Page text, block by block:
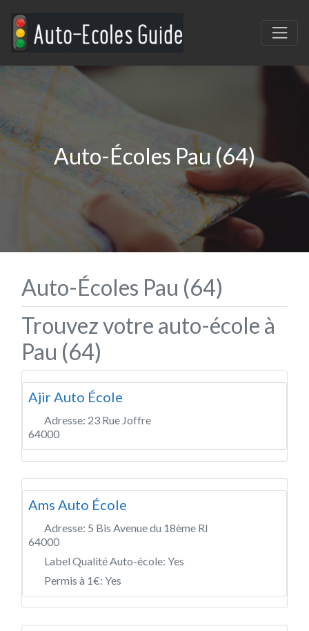
Auto-Écoles Pau (64)
Auto-Écoles Pau (64)
Trouvez votre auto-école à
Pau (64)
Ajir Auto École
Adresse: 23 Rue Joffre
64000
Ams Auto École
Adresse: 5 Bis Avenue du 18ème RI
64000
Label Qualité Auto-école: Yes
Permis à 1€: Yes